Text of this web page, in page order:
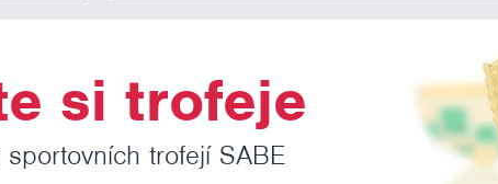
si trofeje
trofejí SABE